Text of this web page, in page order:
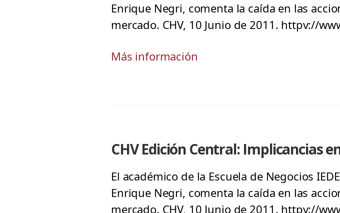
Enrique Negri, comenta la caída en las
mercado. CHV, 10 Junio de 2011. httpv://
Más información
CHV Edición Central: Implicancias
El académico de la Escuela de Negocios
Enrique Negri, comenta la caída en las
mercado. CHV, 10 Junio de 2011. httpv://